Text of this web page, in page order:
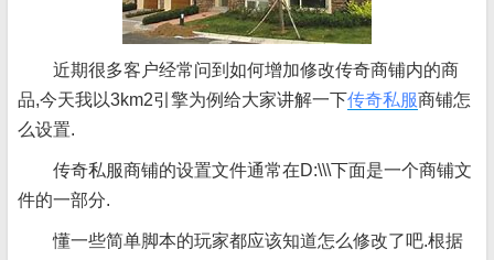
近期很多客户经常问到如何增加修改传奇商铺内的商
品,今天我以3km2引擎为例给大家讲解一下传奇私服商铺怎
么设置.
传奇私服商铺的设置文件通常在D:\\\下面是一个商铺文
件的一部分.
懂一些简单脚本的玩家都应该知道怎么修改了吧.根据